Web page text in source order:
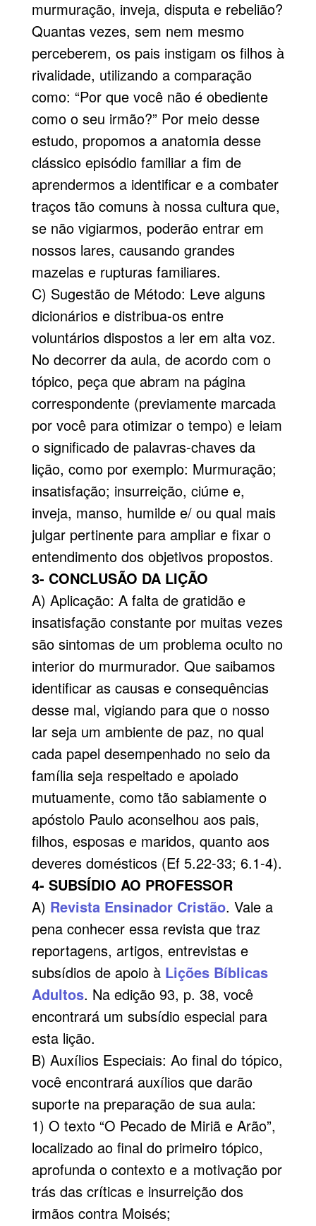
murmuração, inveja, disputa e rebelião?
Quantas vezes, sem nem mesmo
perceberem, os pais instigam os filhos à
rivalidade, utilizando a comparação
como: “Por que você não é obediente
como o seu irmão?” Por meio desse
estudo, propomos a anatomia desse
clássico episódio familiar a fim de
aprendermos a identificar e a combater
traços tão comuns à nossa cultura que,
se não vigiarmos, poderão entrar em
nossos lares, causando grandes
mazelas e rupturas familiares.
C) Sugestão de Método: Leve alguns
dicionários e distribua-os entre
voluntários dispostos a ler em alta voz.
No decorrer da aula, de acordo com o
tópico, peça que abram na página
correspondente (previamente marcada
por você para otimizar o tempo) e leiam
o significado de palavras-chaves da
lição, como por exemplo: Murmuração;
insatisfação; insurreição, ciúme e,
inveja, manso, humilde e/ ou qual mais
julgar pertinente para ampliar e fixar o
entendimento dos objetivos propostos.
3- CONCLUSÃO DA LIÇÃO
A) Aplicação: A falta de gratidão e
insatisfação constante por muitas vezes
são sintomas de um problema oculto no
interior do murmurador. Que saibamos
identificar as causas e consequências
desse mal, vigiando para que o nosso
lar seja um ambiente de paz, no qual
cada papel desempenhado no seio da
família seja respeitado e apoiado
mutuamente, como tão sabiamente o
apóstolo Paulo aconselhou aos pais,
filhos, esposas e maridos, quanto aos
deveres domésticos (Ef 5.22-33; 6.1-4).
4- SUBSÍDIO AO PROFESSOR
A) Revista Ensinador Cristão. Vale a
pena conhecer essa revista que traz
reportagens, artigos, entrevistas e
subsídios de apoio à Lições Bíblicas
Adultos. Na edição 93, p. 38, você
encontrará um subsídio especial para
esta lição.
B) Auxílios Especiais: Ao final do tópico,
você encontrará auxílios que darão
suporte na preparação de sua aula:
1) O texto “O Pecado de Miriã e Arão”,
localizado ao final do primeiro tópico,
aprofunda o contexto e a motivação por
trás das críticas e insurreição dos
irmãos contra Moisés;